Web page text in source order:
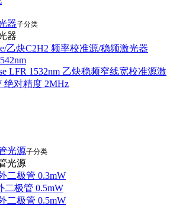
器子分类
器
乙炔C2H2 频率校准源/稳频激光器
LFR 1532nm 乙炔稳频窄线宽校准源激
绝对精度 2MHz
光源子分类
光源
二极管 0.3mW
二极管 0.5mW
二极管 0.5mW